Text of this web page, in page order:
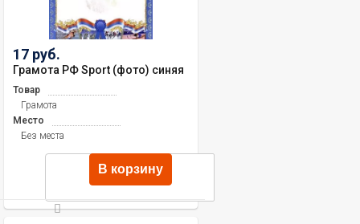
17 руб.
Грамота РФ Sport (фото) синяя
Товар
Грамота
Место
Без места
В корзину